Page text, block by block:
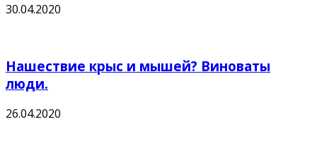
30.04.2020
Нашествие крыс и мышей? Виноваты
люди.
26.04.2020